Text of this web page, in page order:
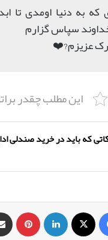
که به دنیا اومدی تا
سپاس گزارم
عزیزم?❤️
این مطلب چقدر
که باید در خرید صندلی
‫پین‌ترست